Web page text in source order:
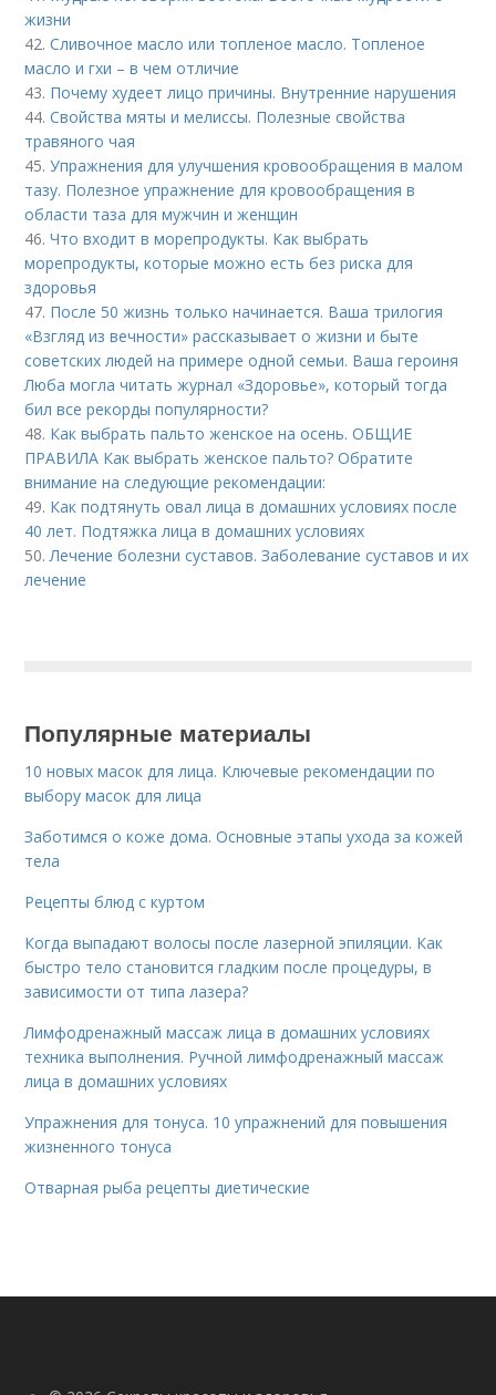
жизни
42.Сливочное масло или топленое масло. Топленое
масло и гхи – в чем отличие
43. Почему худеет лицо причины. Внутренние нарушения
44.Свойства мяты и мелиссы. Полезные свойства
травяного чая
45.Упражнения для улучшения кровообращения в малом
тазу. Полезное упражнение для кровообращения в
области таза для мужчин и женщин
46.Что входит в морепродукты. Как выбрать
морепродукты, которые можно есть без риска для
здоровья
47. После 50 жизнь только начинается. Ваша трилогия
«Взгляд из вечности» рассказывает о жизни и быте
советских людей на примере одной семьи. Ваша героиня
Люба могла читать журнал «Здоровье», который тогда
бил все рекорды популярности?
48. Как выбрать пальто женское на осень. ОБЩИЕ
ПРАВИЛА Как выбрать женское пальто? Обратите
внимание на следующие рекомендации:
49. Как подтянуть овал лица в домашних условиях после
40 лет. Подтяжка лица в домашних условиях
50.Лечение болезни суставов. Заболевание суставов и их
лечение
Популярные материалы
10 новых масок для лица. Ключевые рекомендации по
выбору масок для лица
Заботимся о коже дома. Основные этапы ухода за кожей
тела
Рецепты блюд с куртом
Когда выпадают волосы после лазерной эпиляции. Как
быстро тело становится гладким после процедуры, в
зависимости от типа лазера?
Лимфодренажный массаж лица в домашних условиях
техника выполнения. Ручной лимфодренажный массаж
лица в домашних условиях
Упражнения для тонуса. 10 упражнений для повышения
жизненного тонуса
Отварная рыба рецепты диетические